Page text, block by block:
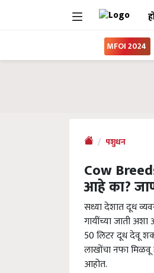
MFOI 2024
पशुधन
Cow
आहे का?
सध्या देशात दूध
गायींच्या जाती
50 लिटर दूध देवू
लाखोंचा नफा मिळवू
आहोत.